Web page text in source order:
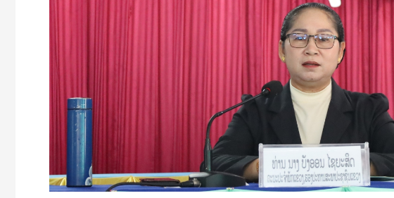
ແລະ
ປະຕິບັດ
ວຽກງານ
ເມືອງ